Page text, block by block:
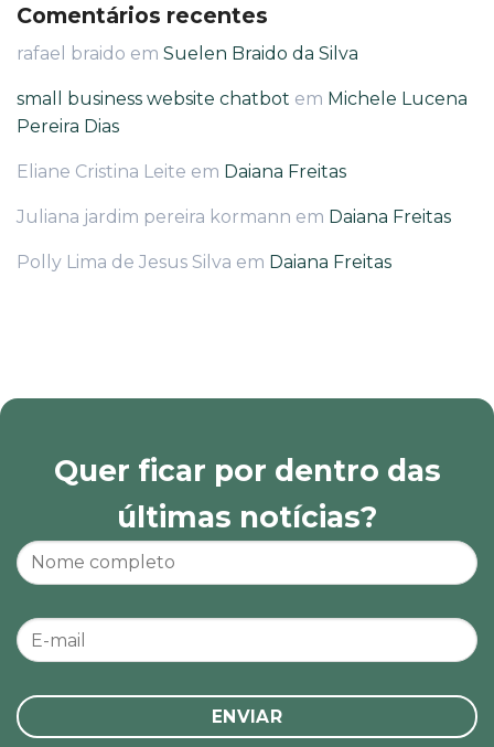
Comentários recentes
rafael braido em Suelen Braido da Silva
small business website chatbot em Michele Lucena
Pereira Dias
Eliane Cristina Leite em Daiana Freitas
Juliana jardim pereira kormann em Daiana Freitas
Polly Lima de Jesus Silva em Daiana Freitas
Quer ficar por dentro das
últimas notícias?